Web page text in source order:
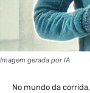
Imagem gerada por IA
No mundo da